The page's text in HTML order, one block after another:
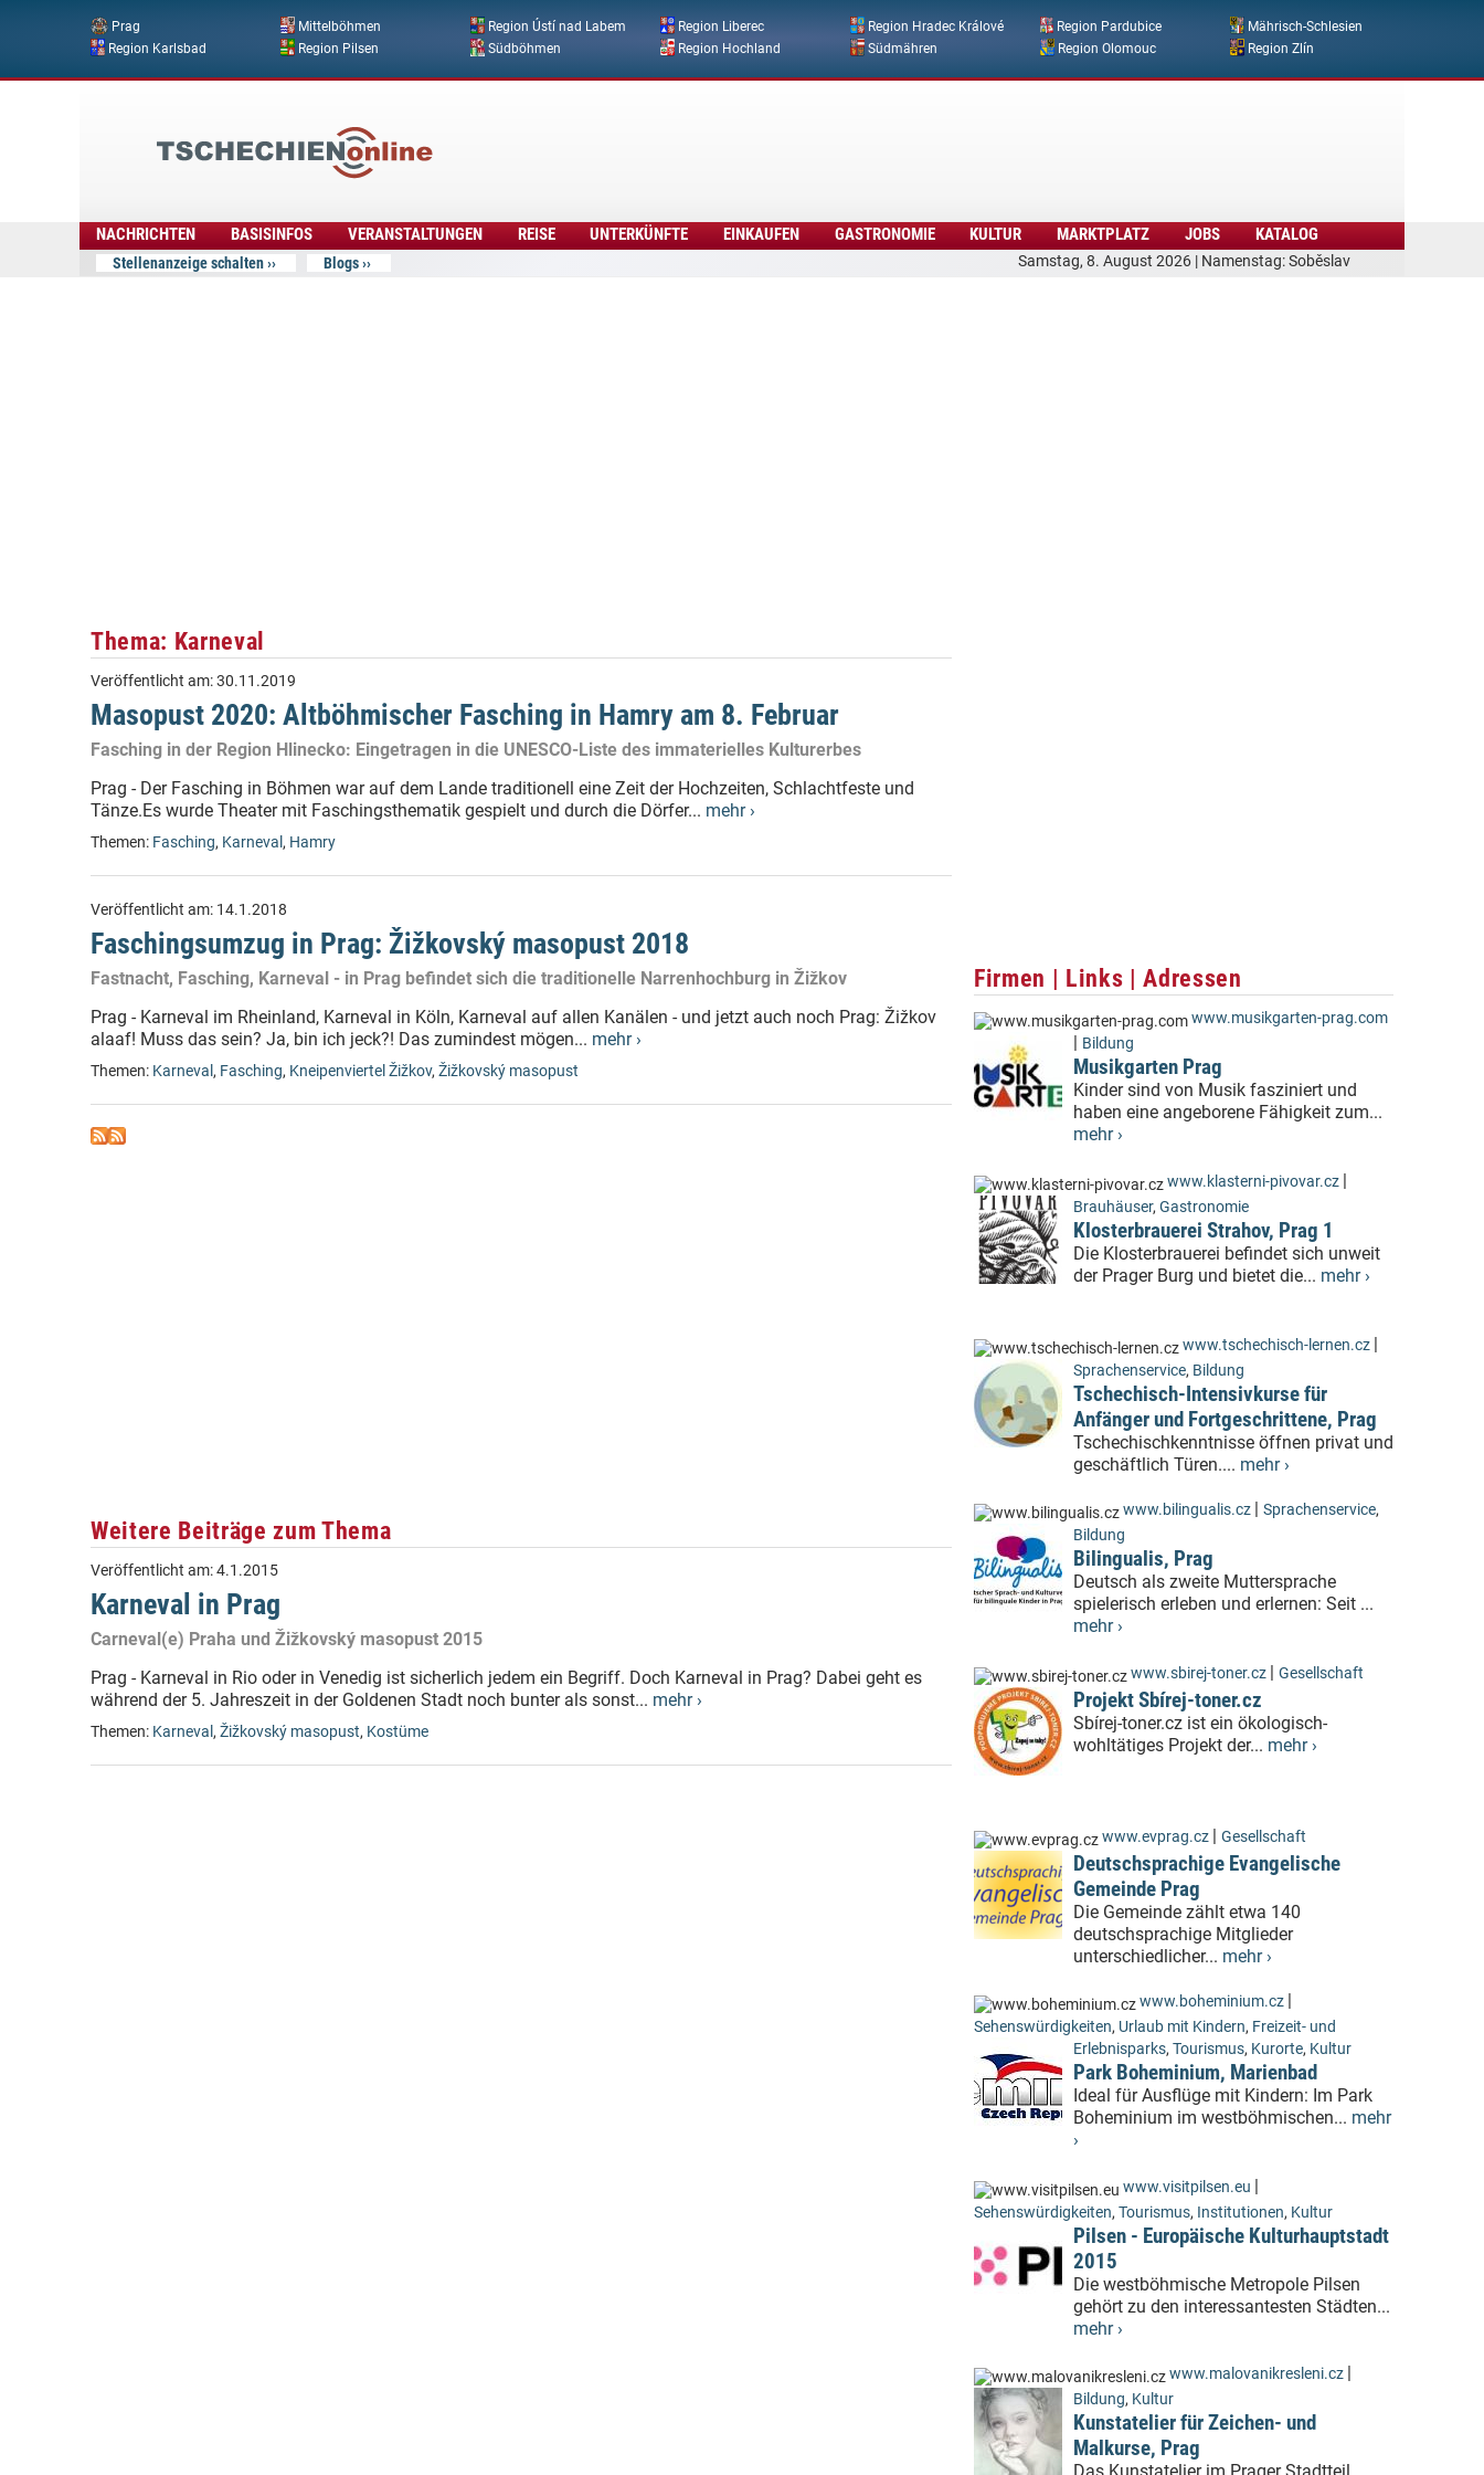
Direkt zum Inhalt
Prag Mittelböhmen Region Ústí nad Labem Region Liberec Region Hradec Králové Region Pardubice
Mährisch-Schlesien
Region Karlsbad
Region Pilsen Südböhmen Region Hochland Südmähren Region Olomouc Region Zlín
Samstag, 8. August 2026 | Namenstag: Soběslav
Online
NACHRICHTEN BASISINFOS VERANSTALTUNGEN REISE UNTERKÜNFTE EINKAUFEN GASTRONOMIE KULTUR MARKTPLATZ JOBS KATALOG
Stellenanzeige schalten Blogs
Thema: Karneval
Veröffentlicht am:30.11.2019
Masopust 2020: Altböhmischer Fasching in Hamry am 8. Februar
Fasching in der Region Hlinecko: Eingetragen in die UNESCO-Liste des immaterielles Kulturerbes
Prag - Der Fasching in Böhmen war auf dem Lande traditionell eine Zeit der Hochzeiten, Schlachtfeste und
Tänze.Es wurde Theater mit Faschingsthematik gespielt und durch die Dörfer... mehr ›
Themen: Fasching, Karneval , Hamry
Veröffentlicht am: 14.1.2018
Faschingsumzug in Prag: Žižkovský masopust 2018
Fastnacht, Fasching, Karneval - in Prag befindet sich die traditionelle Narrenhochburg in Žižkov
Prag - Karneval im Rheinland, Karneval in Köln, Karneval auf allen Kanälen - und jetzt auch noch Prag: Žižkov
alaaf! Muss das sein? Ja, bin ich jeck?! Das zumindest mögen... mehr ›
Themen: Karneval , Fasching, Kneipenviertel Žižkov, Žižkovský masopust
Weitere Beiträge zum Thema
Veröffentlicht am:4.1.2015
Karneval in Prag
Carneval(e) Praha und Žižkovský masopust 2015
Prag - Karneval in Rio oder in Venedig ist sicherlich jedem ein Begriff. Doch Karneval in Prag? Dabei geht es
während der 5. Jahreszeit in der Goldenen Stadt noch bunter als sonst... mehr ›
Themen: Karneval , Žižkovský masopust, Kostüme
Firmen | Links | Adressen
www.musikgarten-prag.com
| Bildung
Musikgarten Prag
Kinder sind von Musik fasziniert und
haben eine angeborene Fähigkeit zum...
mehr ›
www.klasterni-pivovar.cz |
Brauhäuser, Gastronomie
Klosterbrauerei Strahov, Prag 1
Die Klosterbrauerei befindet sich unweit
der Prager Burg und bietet die... mehr ›
www.tschechisch-lernen.cz |
Sprachenservice, Bildung
Tschechisch-Intensivkurse für
Anfänger und Fortgeschrittene, Prag
Tschechischkenntnisse öffnen privat und
geschäftlich Türen.... mehr ›
www.bilingualis.cz | Sprachenservice,
Bildung
Bilingualis, Prag
Deutsch als zweite Muttersprache
spielerisch erleben und erlernen: Seit ...
mehr ›
www.sbirej-toner.cz | Gesellschaft
Projekt Sbírej-toner.cz
Sbírej-toner.cz ist ein ökologisch-
wohltätiges Projekt der... mehr ›
www.evprag.cz | Gesellschaft
Deutschsprachige Evangelische
Gemeinde Prag
Die Gemeinde zählt etwa 140
deutschsprachige Mitglieder
unterschiedlicher... mehr ›
www.boheminium.cz |
Sehenswürdigkeiten, Urlaub mit Kindern, Freizeit- und
Erlebnisparks, Tourismus, Kurorte, Kultur
Park Boheminium, Marienbad
Ideal für Ausflüge mit Kindern: Im Park
Boheminium im westböhmischen... mehr
›
www.visitpilsen.eu |
Sehenswürdigkeiten, Tourismus, Institutionen, Kultur
Pilsen - Europäische Kulturhauptstadt
2015
Die westböhmische Metropole Pilsen
gehört zu den interessantesten Städten...
mehr ›
www.malovanikresleni.cz |
Bildung, Kultur
Kunstatelier für Zeichen- und
Malkurse, Prag